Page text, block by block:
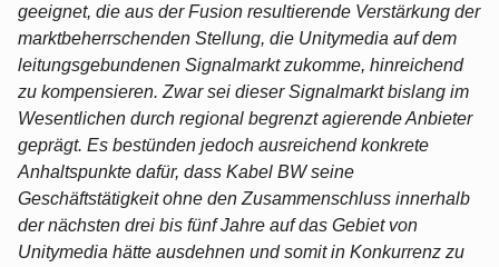
geeignet, die aus der Fusion resultierende Verstärkung der
marktbeherrschenden Stellung, die Unitymedia auf dem
leitungsgebundenen Signalmarkt zukomme, hinreichend
zu kompensieren. Zwar sei dieser Signalmarkt bislang im
Wesentlichen durch regional begrenzt agierende Anbieter
geprägt. Es bestünden jedoch ausreichend konkrete
Anhaltspunkte dafür, dass Kabel BW seine
Geschäftstätigkeit ohne den Zusammenschluss innerhalb
der nächsten drei bis fünf Jahre auf das Gebiet von
Unitymedia hätte ausdehnen und somit in Konkurrenz zu